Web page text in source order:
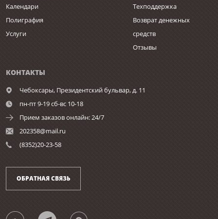
Календари
Полиграфия
Услуги
Техподдержка
Возврат денежных
средств
Отзывы
КОНТАКТЫ
Чебоксары, Президентский бульвар, д. 11
пн-пт 9-19 сб-вс 10-18
Прием заказов онлайн: 24/7
202358@mail.ru
(8352)20-23-58
ОБРАТНАЯ СВЯЗЬ